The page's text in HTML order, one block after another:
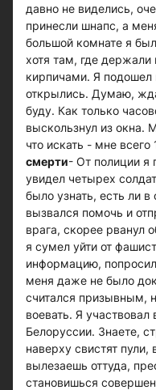
давно не виделись,
принесли шнапс, а
большой комнате я
хотя там, где
кирпичами. Я подошел
открылись. Думаю,
буду. Как только
выскользнул из окна.
что искать - мне всего
смерти- От полиции я
увидел четырех
было узнать, есть ли
вызвался помочь и
врага, скорее рванул
я сумел уйти от
информацию,
меня даже не было
считался призывным,
воевать. Я
Белоруссии. Знаете,
наверху свистят
вылезаешь оттуда,
становишься